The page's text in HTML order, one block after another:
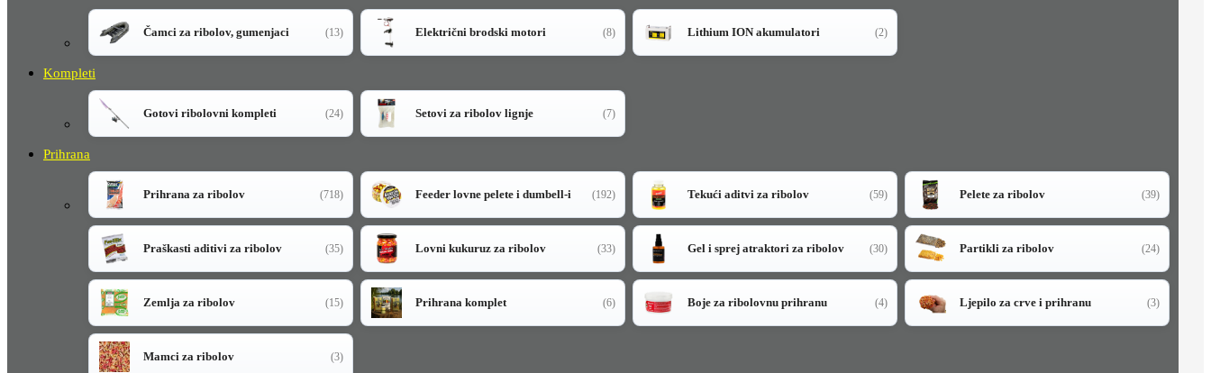
Čamci za ribolov, gumenjaci (13) Električni brodski motori (8) Lithium ION akumulatori (2)
Kompleti
Gotovi ribolovni kompleti (24) Setovi za ribolov lignje (7)
Prihrana
Prihrana za ribolov (718) Feeder lovne pelete i dumbell-i (192) Tekući aditvi za ribolov (59) Pelete za ribolov (39)
Praškasti aditivi za ribolov (35) Lovni kukuruz za ribolov (33) Gel i sprej atraktori za ribolov (30) Partikli za ribolov (24)
Zemlja za ribolov (15) Prihrana komplet (6) Boje za ribolovnu prihranu (4) Ljepilo za crve i prihranu (3)
Mamci za ribolov (3)